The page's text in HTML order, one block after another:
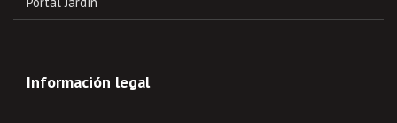
Información legal